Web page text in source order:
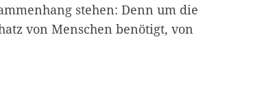
stehen: Denn um die
von Menschen benötigt, von